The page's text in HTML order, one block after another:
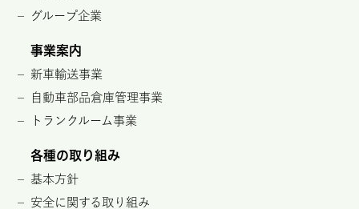
グループ企業
事業案内
新車輸送事業
自動車部品倉庫管理事業
トランクルーム事業
各種の取り組み
基本方針
安全に関する取り組み